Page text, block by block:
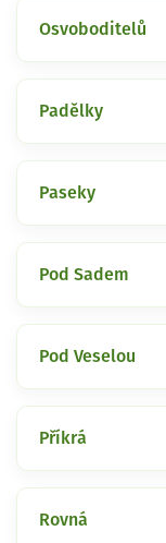
Osvoboditelů
Padělky
Paseky
Pod Sadem
Pod Veselou
Příkrá
Rovná